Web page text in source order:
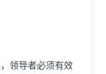
领导者必须有效